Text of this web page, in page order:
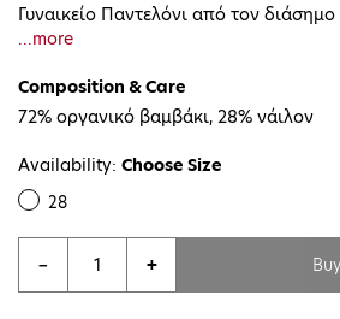
Γυναικείο Παντελόνι από τον
...more
Composition & Care
72% οργανικό βαμβάκι, 28% νάιλον
Availability: Choose Size
28
− +